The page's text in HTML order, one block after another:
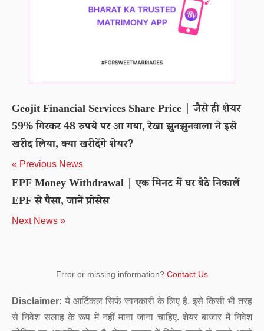
Geojit Financial Services Share Price | जैसे ही शेयर
59% गिरकर 48 रुपये पर आ गया, रेखा झुनझुनवाला ने इसे
खरीद लिया, क्या खरीदेंगे शेयर?
« Previous News
EPF Money Withdrawal | एक मिनट में घर बैठे निकालें
EPF से पैसा, जानें प्रोसेस
Next News »
Error or missing information? Contact Us
Disclaimer: ये आर्टिकल सिर्फ जानकारी के लिए है. इसे किसी भी तरह
से निवेश सलाह के रूप में नहीं माना जाना चाहिए. शेयर बाजार में निवेश